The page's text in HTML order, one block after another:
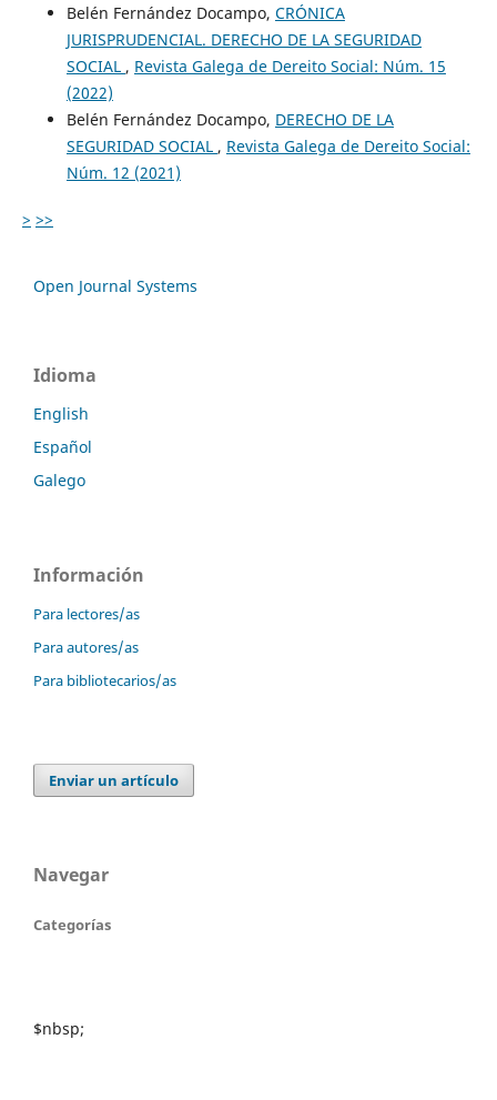
Belén Fernández Docampo, CRÓNICA
JURISPRUDENCIAL. DERECHO DE LA SEGURIDAD
SOCIAL , Revista Galega de Dereito Social: Núm. 15
(2022)
Belén Fernández Docampo, DERECHO DE LA
SEGURIDAD SOCIAL , Revista Galega de Dereito Social:
Núm. 12 (2021)
> >>
Open Journal Systems
Idioma
English
Español
Galego
Información
Para lectores/as
Para autores/as
Para bibliotecarios/as
Enviar un artículo
Navegar
Categorías
$nbsp;